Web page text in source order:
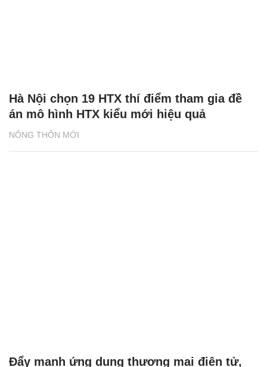
NÔNG THÔN MỚI
Hà Nội chọn 19 HTX thí điểm tham gia đề
án mô hình HTX kiểu mới hiệu quả
Đẩy mạnh ứng dụng thương mại điện tử,